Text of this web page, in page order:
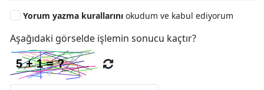
Yorum yazma kurallarını okudum ve kabul ediyorum
Aşağıdaki görselde işlemin sonucu kaçtır?